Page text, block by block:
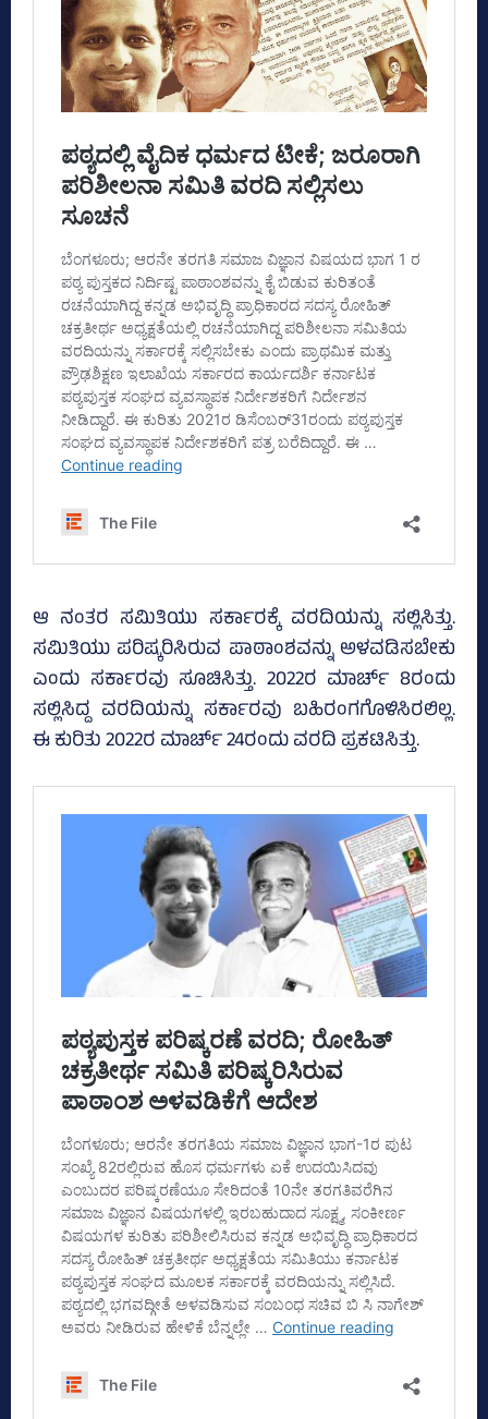
ಆ ನಂತರ ಸಮಿತಿಯು ಸರ್ಕಾರಕ್ಕೆ ವರದಿಯನ್ನು ಸಲ್ಲಿಸಿತ್ತು.
ಸಮಿತಿಯು ಪರಿಷ್ಕರಿಸಿರುವ ಪಾಠಾಂಶವನ್ನು ಅಳವಡಿಸಬೇಕು
ಎಂದು ಸರ್ಕಾರವು ಸೂಚಿಸಿತ್ತು. 2022ರ ಮಾರ್ಚ್‌ 8ರಂದು
ಸಲ್ಲಿಸಿದ್ದ ವರದಿಯನ್ನು ಸರ್ಕಾರವು ಬಹಿರಂಗಗೊಳಿಸಿರಲಿಲ್ಲ.
ಈ ಕುರಿತು 2022ರ ಮಾರ್ಚ್‌ 24ರಂದು ವರದಿ ಪ್ರಕಟಿಸಿತ್ತು.